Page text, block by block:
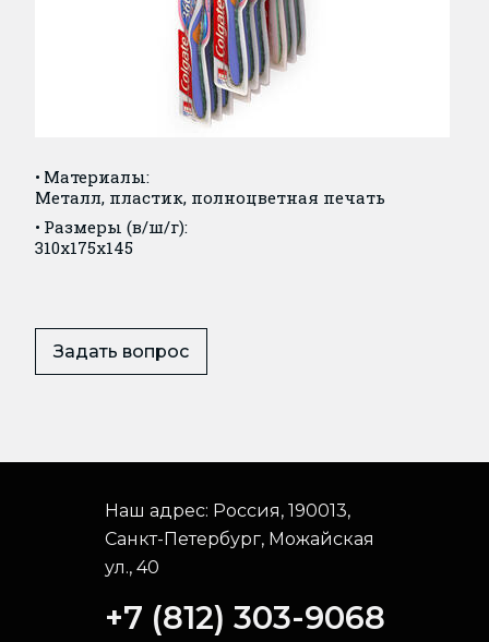
Материалы:
Металл, пластик, полноцветная печать
Размеры (в/ш/г):
310x175x145
Задать вопрос
Наш адрес: Россия, 190013,
Санкт-Петербург, Можайская
ул., 40
+7 (812) 303-9068